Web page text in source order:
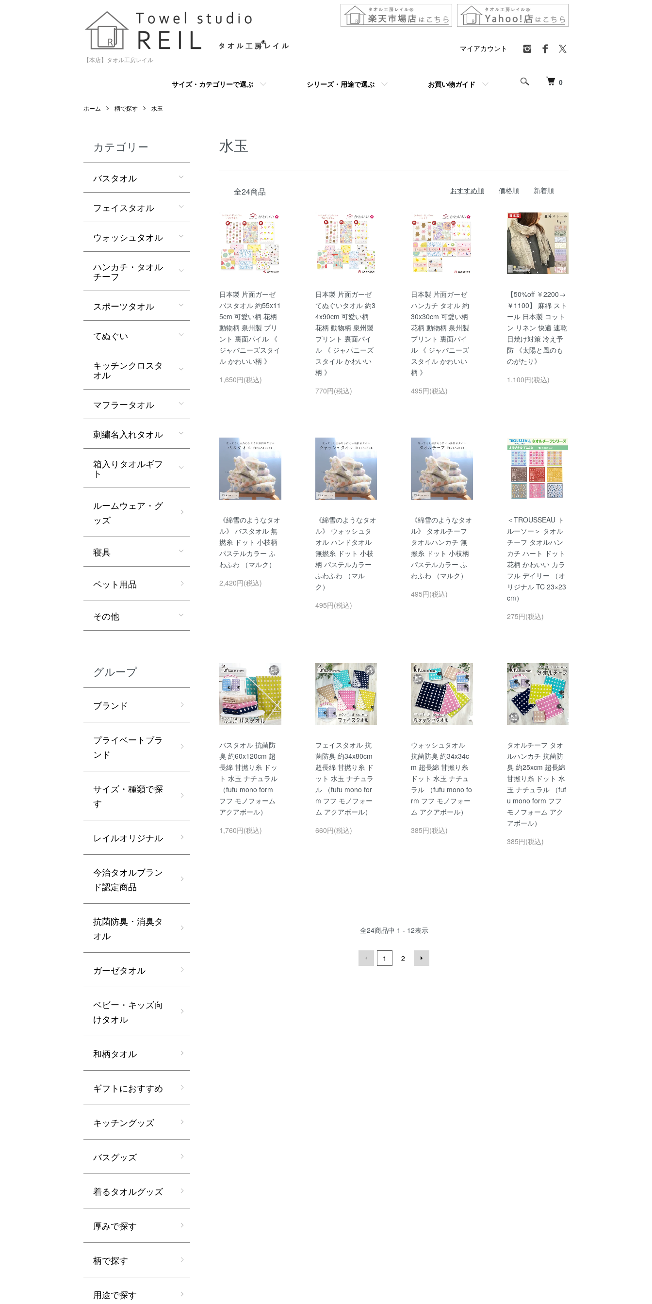
【本店】タオル工房レイル
0
サイズ・カテゴリーで選ぶ シリーズ・用途で選ぶ お買い物ガイド
マイアカウント
ホーム 柄で探す 水玉
水玉
全24商品 おすすめ順 価格順 新着順
日本製 片面ガーゼ
バスタオル 約55x11
5cm 可愛い柄 花柄
動物柄 泉州製 プリ
ント 裏面パイル 《
ジャパニーズスタイ
ル かわいい柄 》
1,650円(税込)
日本製 片面ガーゼ
てぬぐいタオル 約3
4x90cm 可愛い柄
花柄 動物柄 泉州製
プリント 裏面パイ
ル 《 ジャパニーズ
スタイル かわいい
柄 》
770円(税込)
日本製 片面ガーゼ
ハンカチ タオル 約
30x30cm 可愛い柄
花柄 動物柄 泉州製
プリント 裏面パイ
ル 《 ジャパニーズ
スタイル かわいい
柄 》
495円(税込)
【50%off ￥2200→
￥1100】 麻綿 スト
ール 日本製 コット
ン リネン 快適 速乾
日焼け対策 冷え予
防 《太陽と風のも
のがたり》
1,100円(税込)
《綿雪のようなタオ
ル》 バスタオル 無
撚糸 ドット 小枝柄
パステルカラー ふ
わふわ （マルク）
2,420円(税込)
《綿雪のようなタオ
ル》 ウォッシュタ
オル ハンドタオル
無撚糸 ドット 小枝
柄 パステルカラー
ふわふわ （マル
ク）
495円(税込)
《綿雪のようなタオ
ル》 タオルチーフ
タオルハンカチ 無
撚糸 ドット 小枝柄
パステルカラー ふ
わふわ （マルク）
495円(税込)
＜TROUSSEAU ト
ルーソー＞ タオル
チーフ タオルハン
カチ ハート ドット
花柄 かわいい カラ
フル デイリー （オ
リジナル TC 23×23
cm）
275円(税込)
バスタオル 抗菌防
臭 約60x120cm 超
長綿 甘撚り糸 ドッ
ト 水玉 ナチュラル
（fufu mono form
フフ モノフォーム
アクアボール）
1,760円(税込)
フェイスタオル 抗
菌防臭 約34x80cm
超長綿 甘撚り糸 ド
ット 水玉 ナチュラ
ル （fufu mono for
m フフ モノフォー
ム アクアボール）
660円(税込)
ウォッシュタオル
抗菌防臭 約34x34c
m 超長綿 甘撚り糸
ドット 水玉 ナチュ
ラル （fufu mono fo
rm フフ モノフォー
ム アクアボール）
385円(税込)
タオルチーフ タオ
ルハンカチ 抗菌防
臭 約25xcm 超長綿
甘撚り糸 ドット 水
玉 ナチュラル （fuf
u mono form フフ
モノフォーム アク
アボール）
385円(税込)
全24商品中 1 - 12表示
1 2
カテゴリー
バスタオル
フェイスタオル
ウォッシュタオル
ハンカチ・タオル
チーフ
スポーツタオル
てぬぐい
キッチンクロスタ
オル
マフラータオル
刺繍名入れタオル
箱入りタオルギフ
ト
ルームウェア・グ
ッズ
寝具
ペット用品
その他
グループ
ブランド
プライベートブラ
ンド
サイズ・種類で探
す
レイルオリジナル
今治タオルブラン
ド認定商品
抗菌防臭・消臭タ
オル
ガーゼタオル
ベビー・キッズ向
けタオル
和柄タオル
ギフトにおすすめ
キッチングッズ
バスグッズ
着るタオルグッズ
厚みで探す
柄で探す
用途で探す